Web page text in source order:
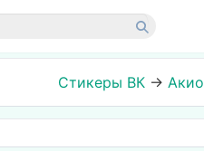
Стикеры ВК → Акио